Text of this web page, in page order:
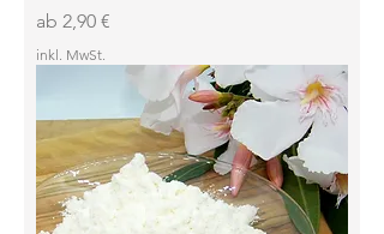
ab 2,90 €
Sale-Preis
inkl. MwSt.